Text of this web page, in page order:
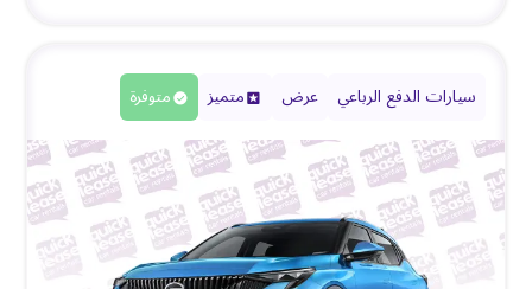
سيارات الدفع الرباعي عرض متميز متوفرة